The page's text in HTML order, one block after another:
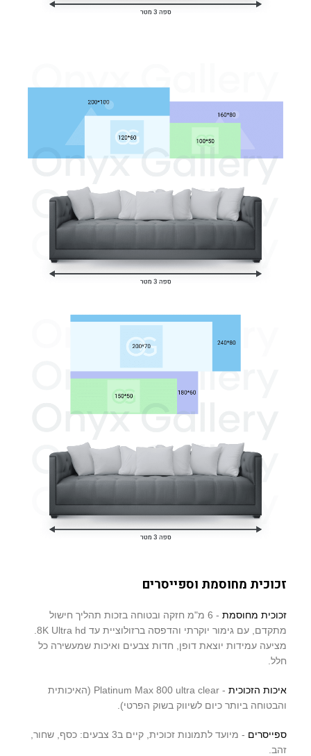
זכוכית מחוסמת וספייסרים
זכוכית מחוסמת
- 6 מ"מ חזקה ובטוחה בזכות תהליך חישול
מציעה עמידות יוצאת דופן, חדות צבעים ואיכות שמעשירה כל
חלל.
איכות הזכוכית
- Platinum Max 800 ultra clear (האיכותית
והבטוחה ביותר כיום לשיווק בשוק הפרטי).
ספייסרים
- מיועד לתמונות זכוכית, קיים ב3 צבעים: כסף, שחור,
זהב.